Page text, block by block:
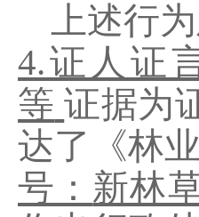
上述行
4.证人证
等 证据为
达了《林
号： 新林